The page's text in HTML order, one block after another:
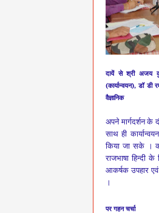
दायें से श्री अजय
(कार्यान्वयन),डॉ डी
वैज्ञानिक
अपने मार्गदर्शन के
साथ ही
किया जा सके ।
राजभाषा हिन्दी
आकर्षक उपहार एवं
।
पर गहन चर्चा